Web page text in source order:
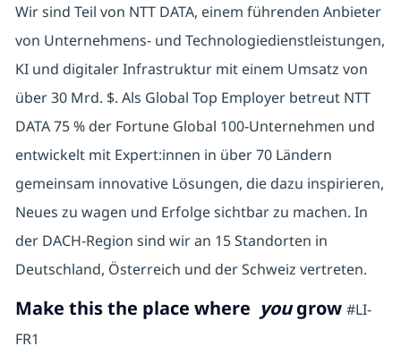
Wir sind Teil von NTT DATA, einem führenden Anbieter
von Unternehmens- und Technologiedienstleistungen,
KI und digitaler Infrastruktur mit einem Umsatz von
über 30 Mrd. $. Als Global Top Employer betreut NTT
DATA 75 % der Fortune Global 100-Unternehmen und
entwickelt mit Expert:innen in über 70 Ländern
gemeinsam innovative Lösungen, die dazu inspirieren,
Neues zu wagen und Erfolge sichtbar zu machen. In
der DACH-Region sind wir an 15 Standorten in
Deutschland, Österreich und der Schweiz vertreten.
Make this the place where yougrow #LI-
FR1